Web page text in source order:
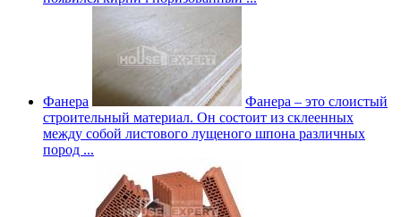
Фанера
Фанера – это слоистый
строительный материал. Он состоит из склеенных
между собой листового лущеного шпона различных
пород ...